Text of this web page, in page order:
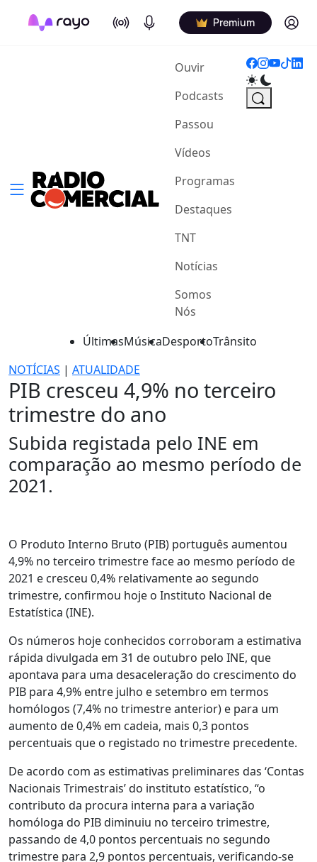
On Air Podcasts Premium Log in
Ouvir(current)
Podcasts
Passou
Vídeos
Programas
Destaques
TNT
Notícias
Somos
Nós
ÚltimasMúsicaDesportoTrânsito
NOTÍCIAS | ATUALIDADE
PIB cresceu 4,9% no terceiro
trimestre do ano
Subida registada pelo INE em
comparação ao mesmo período de
2021.
O Produto Interno Bruto (PIB) português aumentou
4,9% no terceiro trimestre face ao mesmo período de
2021 e cresceu 0,4% relativamente ao segundo
trimestre, confirmou hoje o Instituto Nacional de
Estatística (INE).
Os números hoje conhecidos corroboram a estimativa
rápida divulgada em 31 de outubro pelo INE, que
apontava para uma desaceleração do crescimento do
PIB para 4,9% entre julho e setembro em termos
homólogos (7,4% no trimestre anterior) e para um
aumento de 0,4% em cadeia, mais 0,3 pontos
percentuais que o registado no trimestre precedente.
De acordo com as estimativas preliminares das ‘Contas
Nacionais Trimestrais’ do instituto estatístico, “o
contributo da procura interna para a variação
homóloga do PIB diminuiu no terceiro trimestre,
passando de 4,0 pontos percentuais no segundo
trimestre para 2,9 pontos percentuais, verificando-se